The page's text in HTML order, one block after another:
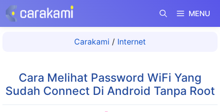
Langsung
ke
MENU
Carakami / Internet
Cara Melihat Password WiFi Yang
Sudah Connect Di Android Tanpa Root